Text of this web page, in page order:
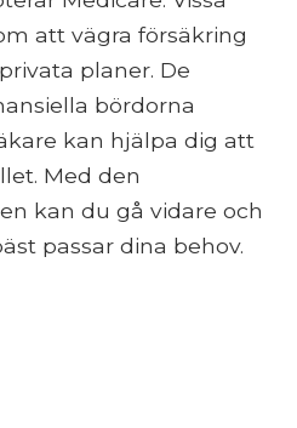
att vägra försäkring
planer. De
bördorna
kan hjälpa dig att
Med den
kan du gå vidare och
passar dina behov.